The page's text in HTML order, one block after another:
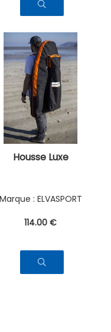
Housse Luxe
ELVASPORT
114.00 €